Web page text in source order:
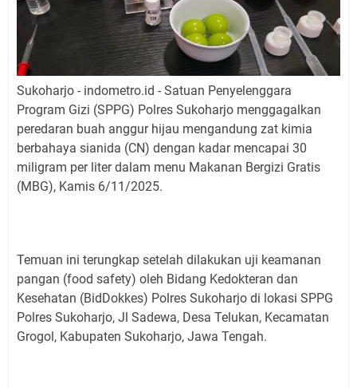
Sukoharjo - indometro.id - Satuan Penyelenggara
Program Gizi (SPPG) Polres Sukoharjo menggagalkan
peredaran buah anggur hijau mengandung zat kimia
berbahaya sianida (CN) dengan kadar mencapai 30
miligram per liter dalam menu Makanan Bergizi Gratis
(MBG), Kamis 6/11/2025.
Temuan ini terungkap setelah dilakukan uji keamanan
pangan (food safety) oleh Bidang Kedokteran dan
Kesehatan (BidDokkes) Polres Sukoharjo di lokasi SPPG
Polres Sukoharjo, Jl Sadewa, Desa Telukan, Kecamatan
Grogol, Kabupaten Sukoharjo, Jawa Tengah.